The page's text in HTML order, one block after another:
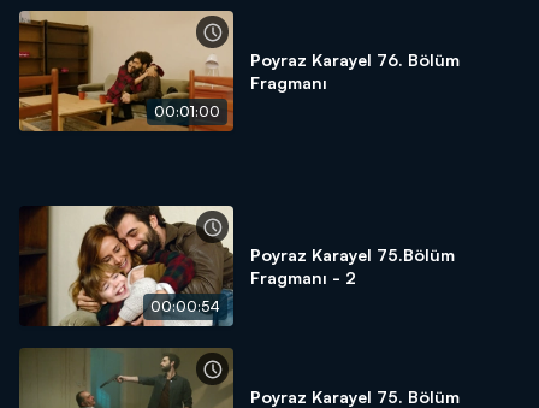
00:01:00
Poyraz Karayel 76. Bölüm
Fragmanı
00:00:54
Poyraz Karayel 75.Bölüm
Fragmanı - 2
Poyraz Karayel 75. Bölüm